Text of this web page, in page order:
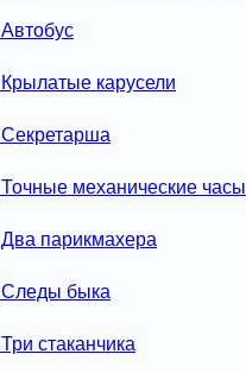
Автобус
Крылатые карусели
Секретарша
Точные механические часы
Два парикмахера
Следы быка
Три стаканчика